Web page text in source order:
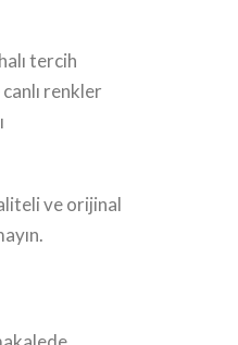
tercih
renkler
ve orijinal